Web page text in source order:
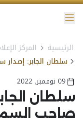
الوصول
الرئيسية المركز
09 نوفمبر, 2022
سلطان
صاحب